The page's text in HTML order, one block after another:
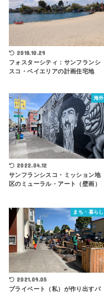
2018.10.29
フォスターシティ：サンフランシ
スコ・ベイエリアの計画住宅地
海外
2022.04.12
サンフランシスコ・ミッション地
区のミューラル・アート（壁画）
まち・暮らし
2021.09.05
プライベート（私）が作り出すパ